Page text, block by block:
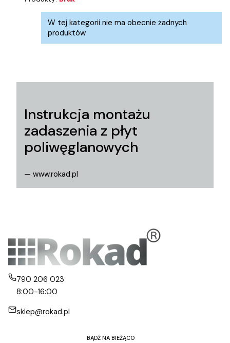
Lista produktów
W tej kategorii nie ma obecnie żadnych
produktów
Instrukcja montażu
zadaszenia z płyt
poliwęglanowych
— www.rokad.pl
790 206 023
8:00-16:00
sklep@rokad.pl
BĄDŹ NA BIEŻĄCO